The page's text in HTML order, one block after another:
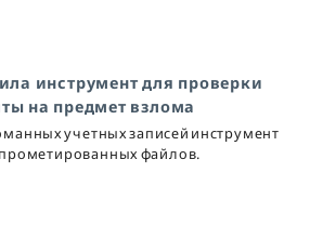
инструмент для проверки
на предмет взлома
учетных записей инструмент
файлов.